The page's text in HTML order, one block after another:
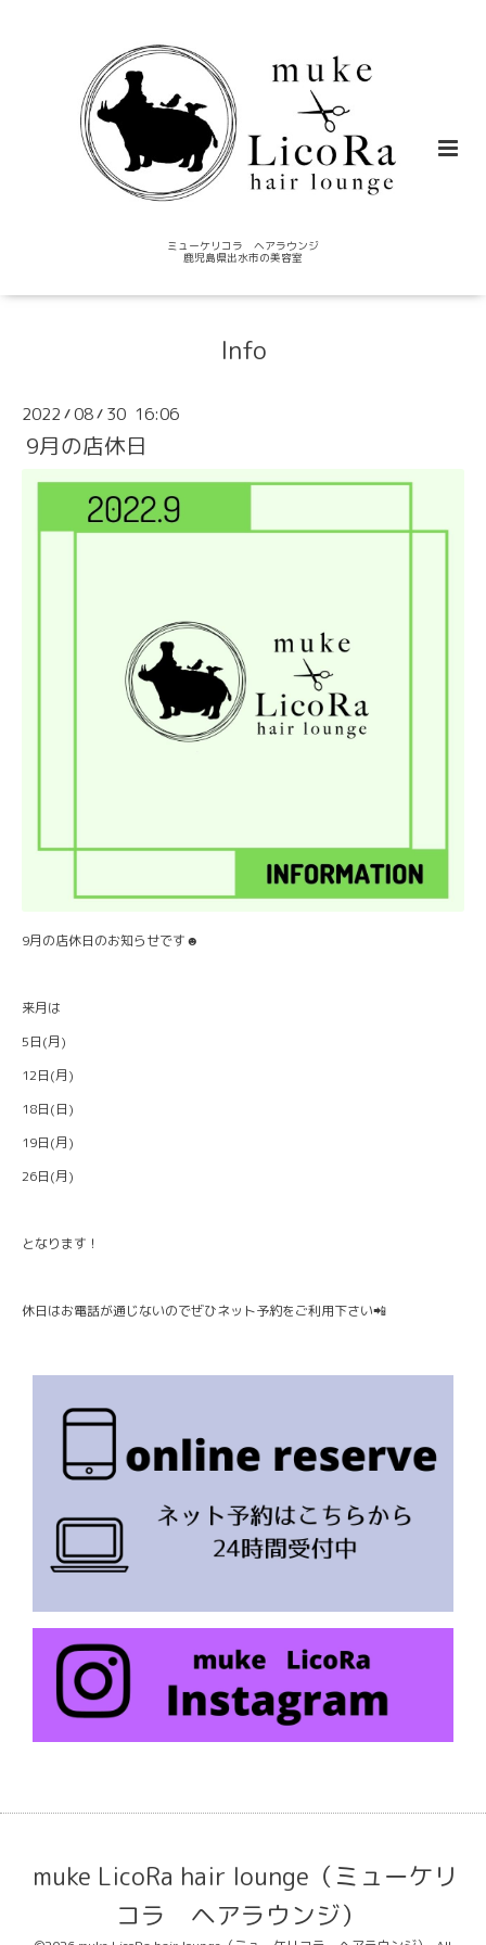
ミューケリコラ ヘアラウンジ
鹿児島県出水市の美容室
Info
2022 /08/ 30 16:06
9月の店休日
9月の店休日のお知らせです☻
来月は
5日(月)
12日(月)
18日(日)
19日(月)
26日(月)
となります！
休日はお電話が通じないのでぜひネット予約をご利用下さい📲
muke LicoRa hair lounge（ミューケリ
コラ ヘアラウンジ）